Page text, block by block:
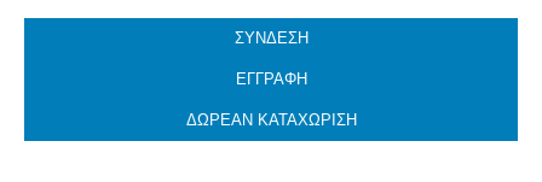
ΣΥΝΔΕΣΗ
ΕΓΓΡΑΦΗ
ΔΩΡΕΆΝ ΚΑΤΑΧΏΡΙΣΗ